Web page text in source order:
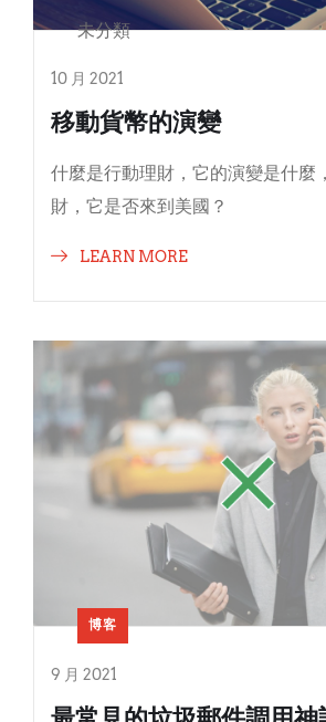
未分類
10 月 2021
移動貨幣的演變
什麼是行動理財，它的演變是什麼
財，它是否來到美國？
LEARN MORE
博客
9 月 2021